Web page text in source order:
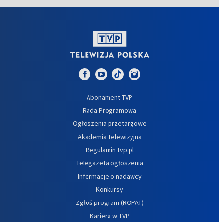
Abonament TVP
Rada Programowa
Ogłoszenia przetargowe
Akademia Telewizyjna
Regulamin tvp.pl
Telegazeta ogłoszenia
Informacje o nadawcy
Konkursy
Zgłoś program (ROPAT)
Kariera w TVP